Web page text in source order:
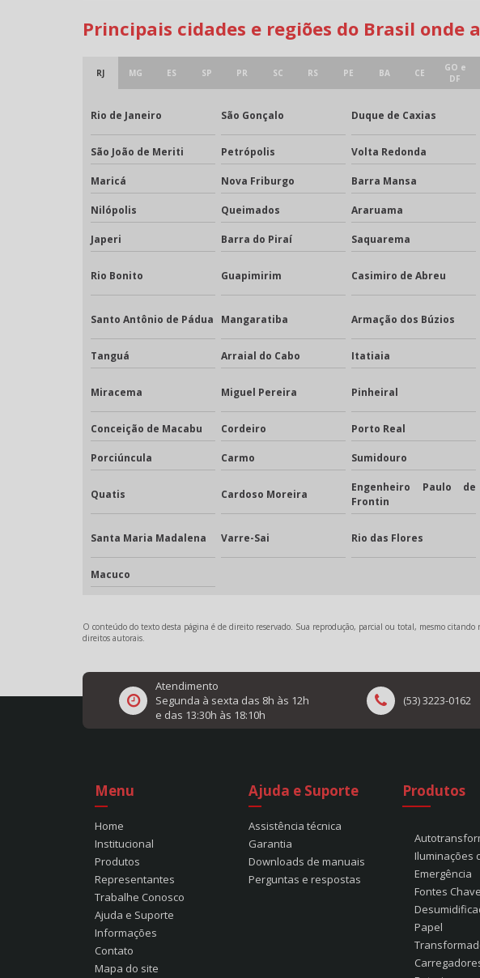
Principais cidades e regiões do Brasil
RJ MG ES SP PR SC RS PE BA CE
GO e
DF
Rio de Janeiro São Gonçalo Duque de Caxias
São João de Meriti Petrópolis Volta Redonda
Maricá Nova Friburgo Barra Mansa
Nilópolis Queimados Araruama
Japeri Barra do Piraí Saquarema
Rio Bonito Guapimirim Casimiro de Abreu
Santo Antônio de Pádua Mangaratiba Armação dos Búzios
Tanguá Arraial do Cabo Itatiaia
Miracema Miguel Pereira Pinheiral
Conceição de Macabu Cordeiro Porto Real
Porciúncula Carmo Sumidouro
Quatis Cardoso Moreira
Engenheiro Paulo de
Frontin
Santa Maria Madalena Varre-Sai Rio das Flores
Macuco
O conteúdo do texto desta página é de direito reservado. Sua reprodução, parcial ou total, mesmo
direitos autorais.
Atendimento
Segunda à sexta das 8h às 12h
e das 13:30h às 18:10h
(53) 3223-0162
Menu
Home
Institucional
Produtos
Representantes
Trabalhe Conosco
Ajuda e Suporte
Informações
Contato
Mapa do site
Ajuda e Suporte
Assistência técnica
Garantia
Downloads de manuais
Perguntas e respostas
Produtos
Iluminações
Emergência
Fontes
Papel